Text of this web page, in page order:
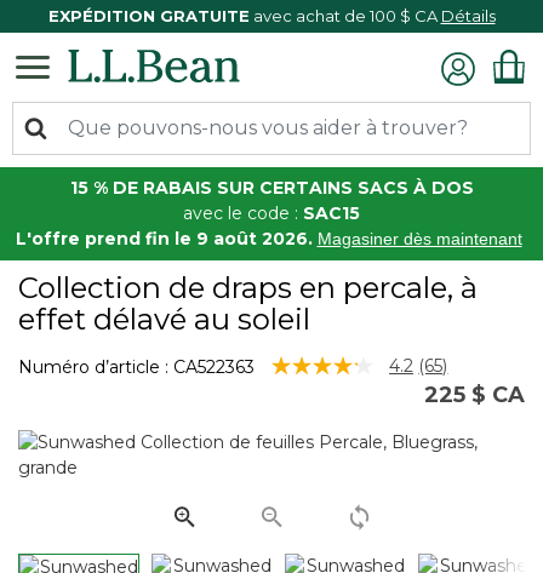
EXPÉDITION GRATUITE avec achat de 100 $ CA Détails
15 % DE RABAIS SUR CERTAINS SACS À DOS
avec le code : SAC15
L'offre prend fin le 9 août 2026. Magasiner dès maintenant
Collection de draps en percale, à
effet délavé au soleil
Numéro d’article : CA522363 4,6 sur 5 Évaluation des clients
4.2 Lire
les
Lien
(65)
225 $ CA